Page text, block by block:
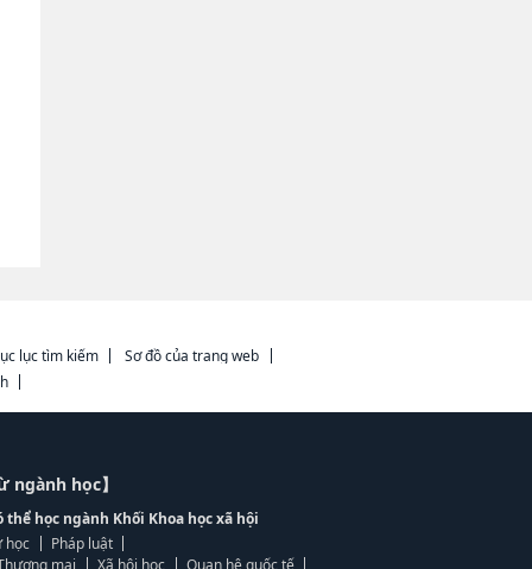
lục tìm kiếm
Sơ đồ của trang web
học】
học ngành Khối Khoa học xã hội
học
Pháp luật